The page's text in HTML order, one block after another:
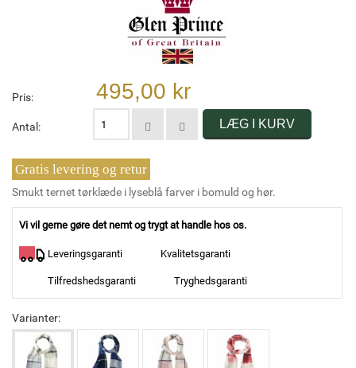
Pris: 495,00 kr
Antal: LÆG I KURV
Gratis levering og retur
Smukt ternet tørklæde i lyseblå farver i bomuld og hør.
Vi vil gerne gøre det nemt og trygt at handle hos os.
Leveringsgaranti Kvalitetsgaranti
Tilfredshedsgaranti Tryghedsgaranti
Varianter: